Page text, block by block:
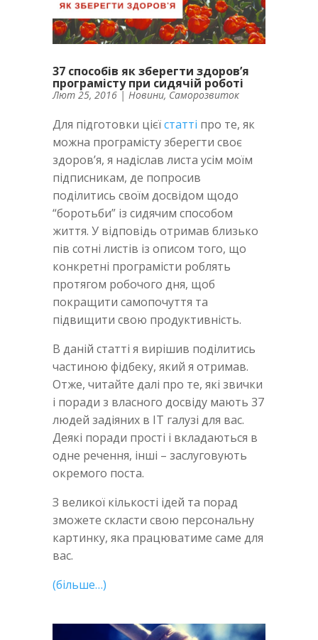
37 способів як зберегти здоров’я
програмісту при сидячій роботі
Лют 25, 2016 | Новини, Саморозвиток
Для підготовки цієїстатті про те, як
можна програмісту зберегти своє
здоров’я, я надіслав листа усім моїм
підписникам, де попросив
поділитись своїм досвідом щодо
“боротьби” із сидячим способом
життя. У відповідь отримав близько
пів сотні листів із описом того, що
конкретні програмісти роблять
протягом робочого дня, щоб
покращити самопочуття та
підвищити свою продуктивність.
В даній статті я вирішив поділитись
частиною фідбеку, який я отримав.
Отже, читайте далі про те, які звички
і поради з власного досвіду мають 37
людей задіяних в IT галузі для вас.
Деякі поради прості і вкладаються в
одне речення, інші – заслуговують
окремого поста.
З великої кількості ідей та порад
зможете скласти свою персональну
картинку, яка працюватиме саме для
вас.
(більше…)